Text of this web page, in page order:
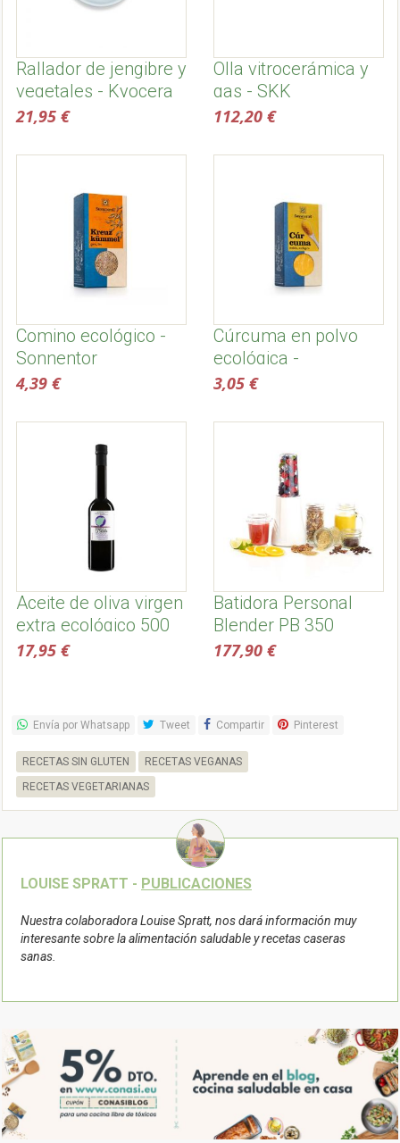
Rallador de jengibre y
vegetales - Kyocera
21,95 €
Olla vitrocerámica y
gas - SKK
112,20 €
Comino ecológico -
Sonnentor
4,39 €
Cúrcuma en polvo
ecológica -
Sonnentor
3,05 €
Aceite de oliva virgen
extra ecológico 500
ml, temprano -
17,95 €
Batidora Personal
Blender PB 350
177,90 €
Envía por Whatsapp Tweet Compartir Pinterest
RECETAS SIN GLUTEN
RECETAS VEGANAS
RECETAS VEGETARIANAS
LOUISE SPRATT - PUBLICACIONES
Nuestra colaboradora Louise Spratt, nos dará información muy
interesante sobre la alimentación saludable y recetas caseras
sanas.